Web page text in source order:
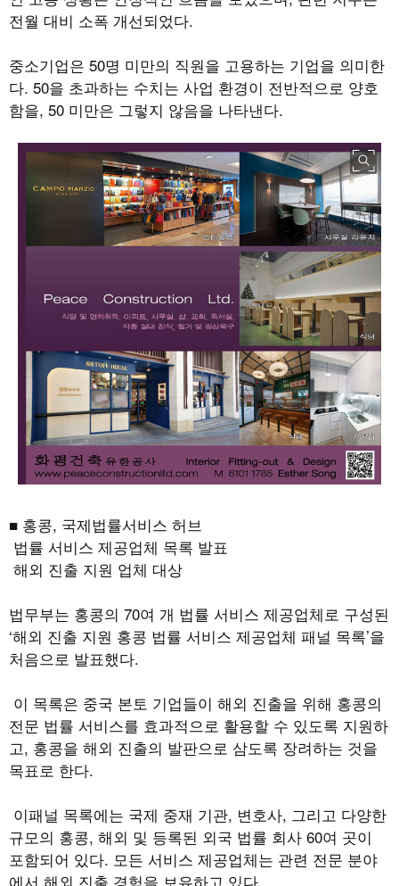
전월 대비 소폭 개선되었다.
중소기업은 50명 미만의 직원을 고용하는 기업을 의미한
다. 50을 초과하는 수치는 사업 환경이 전반적으로 양호
함을, 50 미만은 그렇지 않음을 나타낸다.
■ 홍콩, 국제법률서비스 허브
법률 서비스 제공업체 목록 발표
해외 진출 지원 업체 대상
법무부는 홍콩의 70여 개 법률 서비스 제공업체로 구성된
‘해외 진출 지원 홍콩 법률 서비스 제공업체 패널 목록’을
처음으로 발표했다.
이 목록은 중국 본토 기업들이 해외 진출을 위해 홍콩의
전문 법률 서비스를 효과적으로 활용할 수 있도록 지원하
고, 홍콩을 해외 진출의 발판으로 삼도록 장려하는 것을
목표로 한다.
이패널 목록에는 국제 중재 기관, 변호사, 그리고 다양한
규모의 홍콩, 해외 및 등록된 외국 법률 회사 60여 곳이
포함되어 있다. 모든 서비스 제공업체는 관련 전문 분야
에서 해외 진출 경험을 보유하고 있다.